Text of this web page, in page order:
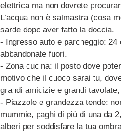
elettrica ma non dovrete
L’acqua non è salmastra (cosa
sarde dopo aver fatto la doccia.
- Ingresso auto e parcheggio:
abbandonate fuori.
- Zona cucina: il posto dove
motivo che il cuoco sarai tu,
grandi amicizie e grandi
- Piazzole e grandezza tende:
mummie, paghi di più di una da
alberi per soddisfare la tua